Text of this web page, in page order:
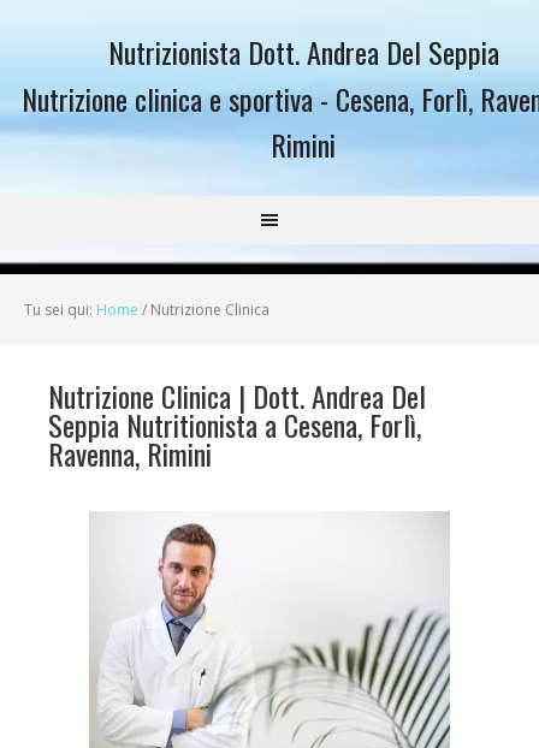
Nutrizionista Dott. Andrea Del Seppia
Nutrizione clinica e sportiva - Cesena, Forlì,
Rimini
Tu sei qui: Home / Nutrizione Clinica
Nutrizione Clinica | Dott. Andrea Del
Seppia Nutritionista a Cesena, Forlì,
Ravenna, Rimini